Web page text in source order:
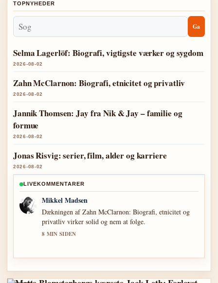
TOPNYHEDER
Ga
Selma Lagerlöf: Biografi, vigtigste værker og sygdom
2026-08-02
Zahn McClarnon: Biografi, etnicitet og privatliv
2026-08-02
Jannik Thomsen: Jay fra Nik & Jay – familie og
formue
2026-08-02
Jonas Risvig: serier, film, alder og karriere
2026-08-02
LIVEKOMMENTARER
Mikkel Madsen
Dækningen af Zahn McClarnon: Biografi, etnicitet og
privatliv virker solid og nem at folge.
8 MIN SIDEN